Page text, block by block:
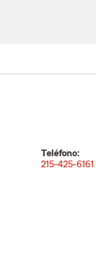
Teléfono:
215-425-6161